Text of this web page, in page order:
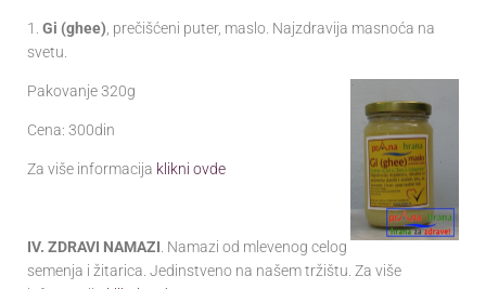
1. Gi (ghee) , prečišćeni puter, maslo. Najzdravija masnoća na
svetu.
Pakovanje 320g
Cena: 300din
Za više informacija klikni ovde
IV. ZDRAVI NAMAZI . Namazi od mlevenog celog
semenja i žitarica. Jedinstveno na našem tržištu. Za više